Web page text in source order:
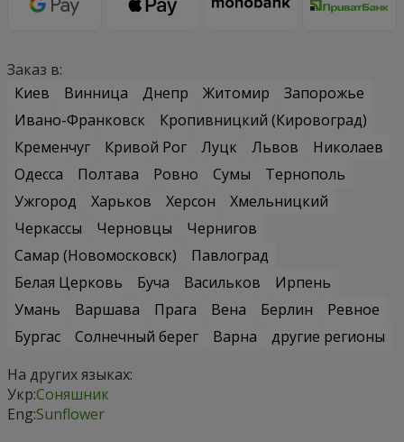
Заказ в:
Киев
Винница Днепр Житомир
Запорожье
Ивано-Франковск
Кропивницкий (Кировоград)
Кременчуг
Кривой Рог Луцк Львов
Николаев
Одесса
Полтава Ровно Сумы
Тернополь
Ужгород
Харьков Херсон
Хмельницкий
Черкассы
Черновцы
Чернигов
Самар (Новомосковск)
Павлоград
Белая Церковь
Буча Васильков
Ирпень
Умань
Варшава Прага Вена Берлин
Ревное
Бургас
Солнечный берег Варна
другие регионы
На других языках:
Укр:Соняшник
Eng:Sunflower